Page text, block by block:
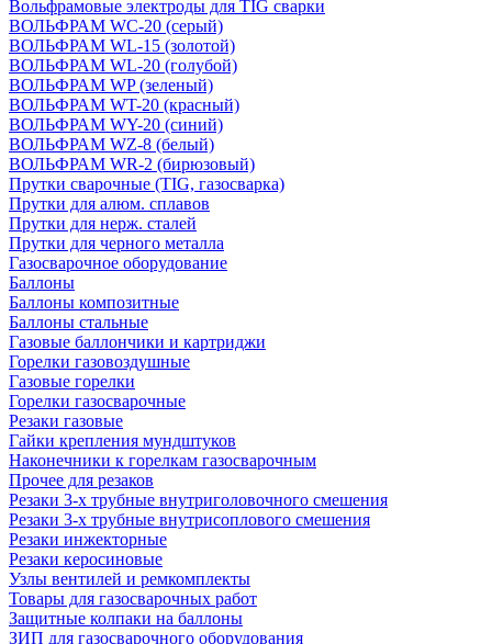
Вольфрамовые электроды для TIG сварки
ВОЛЬФРАМ WC-20 (серый)
ВОЛЬФРАМ WL-15 (золотой)
ВОЛЬФРАМ WL-20 (голубой)
ВОЛЬФРАМ WP (зеленый)
ВОЛЬФРАМ WT-20 (красный)
ВОЛЬФРАМ WY-20 (синий)
ВОЛЬФРАМ WZ-8 (белый)
ВОЛЬФРАМ WR-2 (бирюзовый)
Прутки сварочные (TIG, газосварка)
Прутки для алюм. сплавов
Прутки для нерж. сталей
Прутки для черного металла
Газосварочное оборудование
Баллоны
Баллоны композитные
Баллоны стальные
Газовые баллончики и картриджи
Горелки газовоздушные
Газовые горелки
Горелки газосварочные
Резаки газовые
Гайки крепления мундштуков
Наконечники к горелкам газосварочным
Прочее для резаков
Резаки 3-х трубные внутриголовочного смешения
Резаки 3-х трубные внутрисоплового смешения
Резаки инжекторные
Резаки керосиновые
Узлы вентилей и ремкомплекты
Товары для газосварочных работ
Защитные колпаки на баллоны
ЗИП для газосварочного оборудования